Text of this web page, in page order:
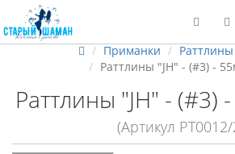
Приманки
Раттлины "JH" - (#3) -
Раттлины "JH" - (#3)
(Артикул РТ0012/